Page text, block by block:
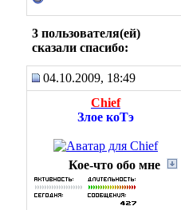
3 пользователя(ей)
сказали cпасибо:
04.10.2009, 18:49
Chief
Злое коТэ
Кое-что обо мне